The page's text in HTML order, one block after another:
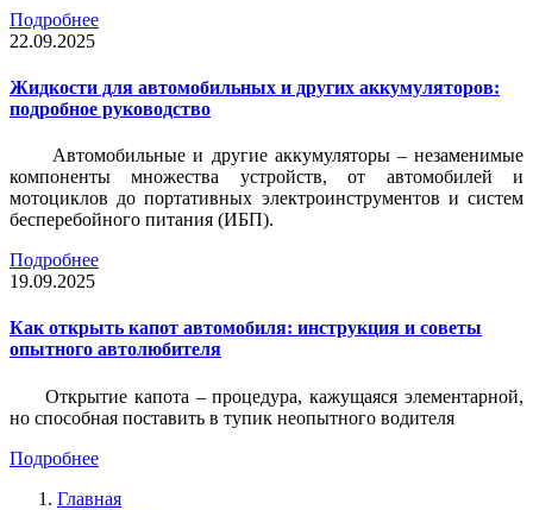
Подробнее
22.09.2025
Жидкости для автомобильных и других аккумуляторов:
подробное руководство
Автомобильные и другие аккумуляторы – незаменимые
компоненты множества устройств, от автомобилей и
мотоциклов до портативных электроинструментов и систем
бесперебойного питания (ИБП).
Подробнее
19.09.2025
Как открыть капот автомобиля: инструкция и советы
опытного автолюбителя
Открытие капота – процедура, кажущаяся элементарной,
но способная поставить в тупик неопытного водителя
Подробнее
Главная